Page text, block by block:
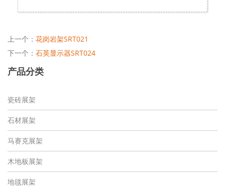
上一个： 花岗岩架SRT021
下一个： 石英显示器SRT024
产品分类
瓷砖展架
石材展架
马赛克展架
木地板展架
地毯展架